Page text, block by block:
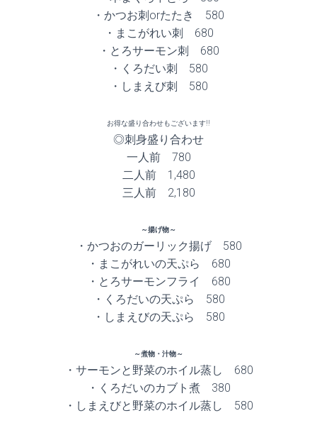
・かつお刺orたたき 580
・まこがれい刺 680
・とろサーモン刺 680
・くろだい刺 580
・しまえび刺 580
お得な盛り合わせもございます!!
◎刺身盛り合わせ
一人前 780
二人前 1,480
三人前 2,180
～揚げ物～
・かつおのガーリック揚げ 580
・まこがれいの天ぷら 680
・とろサーモンフライ 680
・くろだいの天ぷら 580
・しまえびの天ぷら 580
～煮物・汁物～
・サーモンと野菜のホイル蒸し 680
・くろだいのカブト煮 380
・しまえびと野菜のホイル蒸し 580